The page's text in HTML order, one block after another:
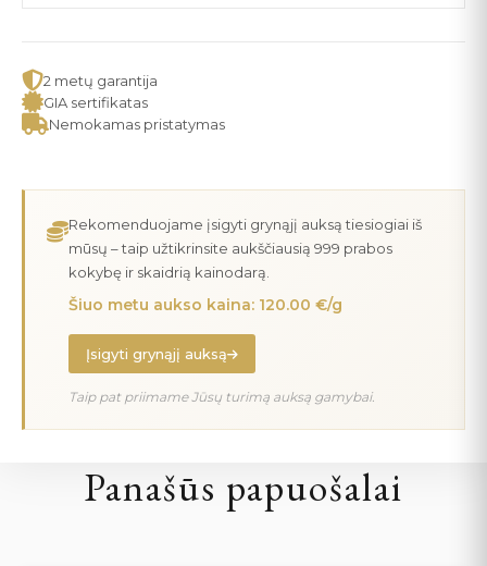
2 metų garantija
GIA sertifikatas
Nemokamas pristatymas
Rekomenduojame įsigyti grynąjį auksą tiesiogiai iš
mūsų – taip užtikrinsite aukščiausią 999 prabos
kokybę ir skaidrią kainodarą.
Šiuo metu aukso kaina: 120.00 €/g
Įsigyti grynąjį auksą
Taip pat priimame Jūsų turimą auksą gamybai.
Panašūs papuošalai